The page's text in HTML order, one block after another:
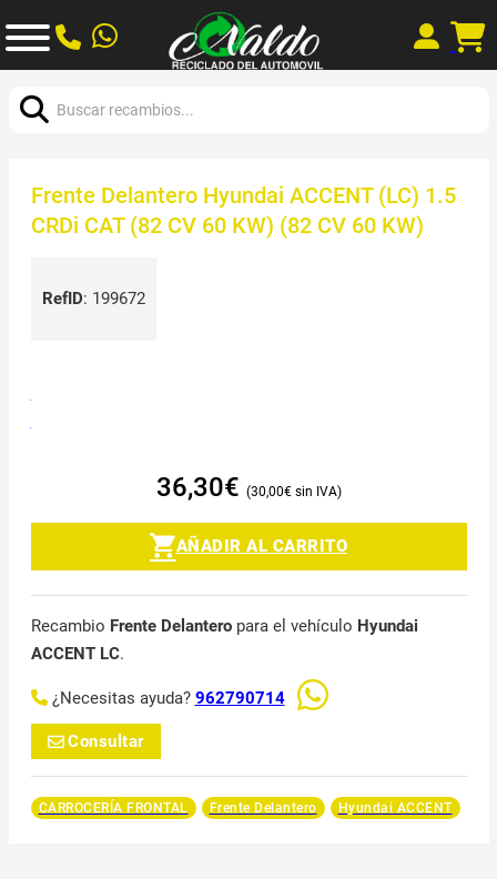
Frente Delantero Hyundai ACCENT (LC) 1.5
CRDi CAT (82 CV 60 KW) (82 CV 60 KW)
RefID: 199672
36,30€ 30,00€
AÑADIR AL CARRITO
Recambio Frente Delanteropara el vehículo Hyundai
ACCENT LC.
¿Necesitas ayuda? 962790714
Consultar
CARROCERÍA FRONTAL Frente Delantero Hyundai ACCENT